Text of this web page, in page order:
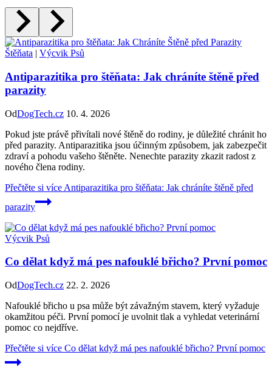
Štěňata | Výcvik Psů
Antiparazitika pro štěňata: Jak chráníte štěně před
parazity
OdDogTech.cz 10. 4. 2026
Pokud jste právě přivítali nové štěně do rodiny, je důležité chránit ho
před parazity. Antiparazitika jsou účinným způsobem, jak zabezpečit
zdraví a pohodu vašeho štěněte. Nenechte parazity zkazit radost z
nového člena rodiny.
Přečtěte si více Antiparazitika pro štěňata: Jak chráníte štěně před
parazity
Výcvik Psů
Co dělat když má pes nafouklé břicho? První pomoc
OdDogTech.cz 22. 2. 2026
Nafouklé břicho u psa může být závažným stavem, který vyžaduje
okamžitou péči. První pomocí je uvolnit tlak a vyhledat veterinární
pomoc co nejdříve.
Přečtěte si více Co dělat když má pes nafouklé břicho? První pomoc